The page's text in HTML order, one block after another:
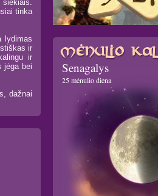
tinka
lydimas
ir
ir
jėga bei
dažnai
Senagalys
25 mėnulio diena